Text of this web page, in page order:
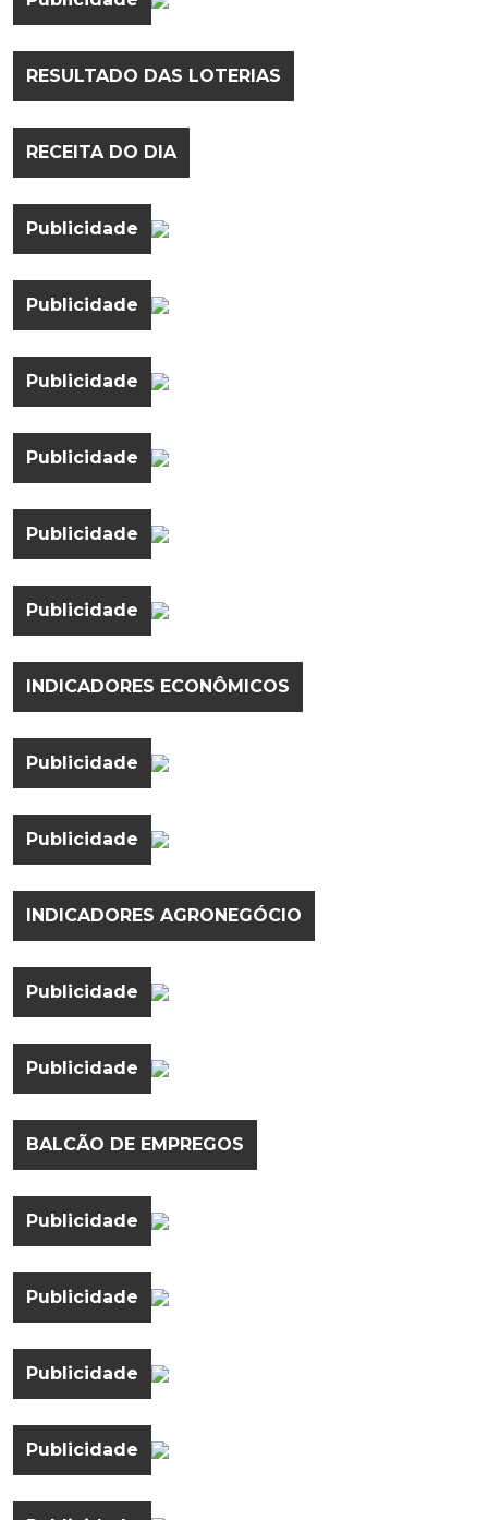
RESULTADO DAS LOTERIAS
RECEITA DO DIA
Publicidade
Publicidade
Publicidade
Publicidade
Publicidade
Publicidade
INDICADORES ECONÔMICOS
Publicidade
Publicidade
INDICADORES AGRONEGÓCIO
Publicidade
Publicidade
BALCÃO DE EMPREGOS
Publicidade
Publicidade
Publicidade
Publicidade